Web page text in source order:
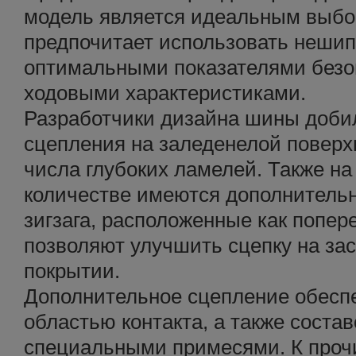
модель является идеальным
предпочитает использовать
оптимальными показателями
ходовыми характеристиками.
Разработчики дизайна шины
сцепления на заледенелой
числа глубоких ламелей. Также
количестве имеются
зигзага, расположенные как
позволяют улучшить сцепку на
покрытии.
Дополнительное сцепление
областью контакта, а также
специальными примесями. К